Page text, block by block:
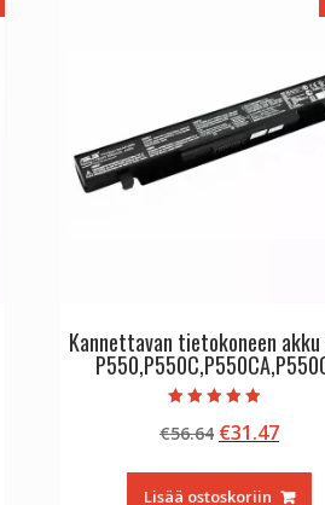
Kannettavan tietokoneen akku
tuotteesta:
5.00
€56.64
oli:
€31.47
on:
Lisää ostoskoriin